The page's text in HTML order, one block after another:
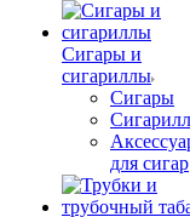
Сигары и
сигариллы
Сигары
для сигар